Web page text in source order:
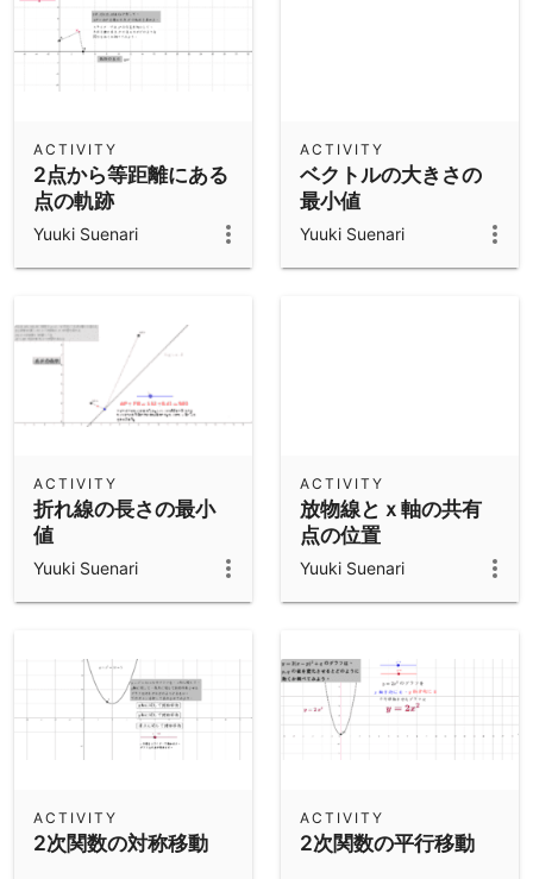
2点から等距離にある
点の軌跡
ACTIVITY
Yuuki Suenari
ベクトルの大きさの
最小値
ACTIVITY
Yuuki Suenari
折れ線の長さの最小
値
ACTIVITY
Yuuki Suenari
放物線とｘ軸の共有
点の位置
ACTIVITY
Yuuki Suenari
2次関数の対称移動
ACTIVITY
2次関数の平行移動
ACTIVITY